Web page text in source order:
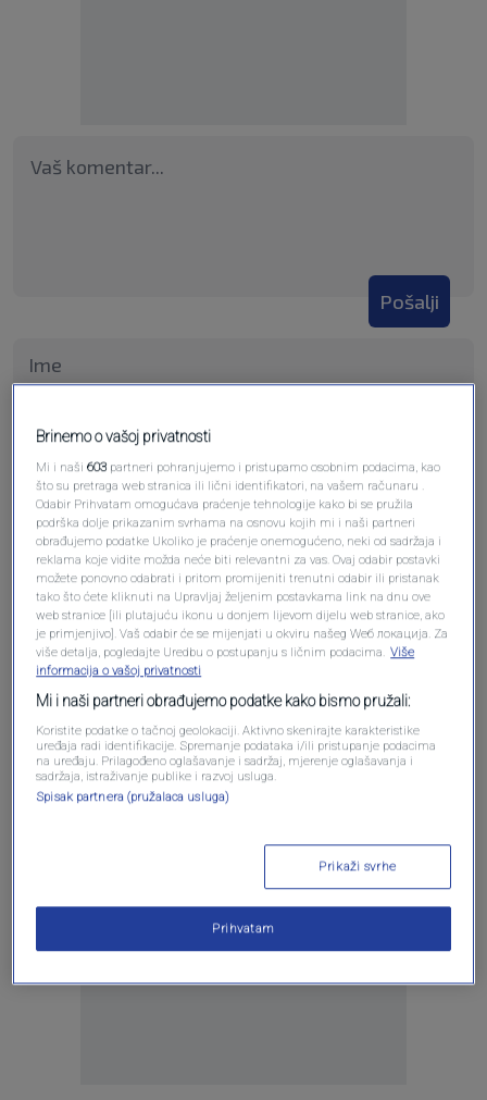
Pošalji
Pošalji komentar
Oglas
Brinemo o vašoj privatnosti
Mi i naši603 partneri pohranjujemo i pristupamo osobnim podacima, kao
što su pretraga web stranica ili lični identifikatori, na vašem računaru .
Odabir Prihvatam omogućava praćenje tehnologije kako bi se pružila
podrška dolje prikazanim svrhama na osnovu kojih mi i naši partneri
obrađujemo podatke Ukoliko je praćenje onemogućeno, neki od sadržaja i
reklama koje vidite možda neće biti relevantni za vas. Ovaj odabir postavki
možete ponovno odabrati i pritom promijeniti trenutni odabir ili pristanak
tako što ćete kliknuti na Upravljaj željenim postavkama link na dnu ove
web stranice [ili plutajuću ikonu u donjem lijevom dijelu web stranice, ako
je primjenjivo]. Vaš odabir će se mijenjati u okviru našeg Wеб локација. Za
više detalja, pogledajte Uredbu o postupanju s ličnim podacima. Više
informacija o vašoj privatnosti
Mi i naši partneri obrađujemo podatke kako bismo pružali:
Koristite podatke o tačnoj geolokaciji. Aktivno skenirajte karakteristike
uređaja radi identifikacije. Spremanje podataka i/ili pristupanje podacima
na uređaju. Prilagođeno oglašavanje i sadržaj, mjerenje oglašavanja i
sadržaja, istraživanje publike i razvoj usluga.
Spisak partnera (pružalaca usluga)
Prikaži svrhe
Prihvatam